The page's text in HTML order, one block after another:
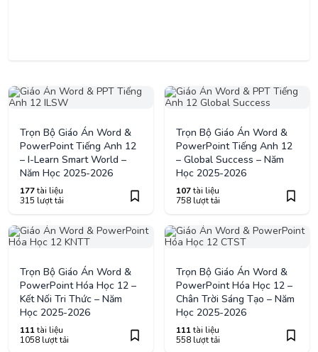
Trọn Bộ Giáo Án Word &
PowerPoint Tiếng Anh 12
– I-Learn Smart World –
Năm Học 2025-2026
177tài liệu
315 lượt tải
Trọn Bộ Giáo Án Word &
PowerPoint Tiếng Anh 12
– Global Success – Năm
Học 2025-2026
107tài liệu
758 lượt tải
Trọn Bộ Giáo Án Word &
PowerPoint Hóa Học 12 –
Kết Nối Tri Thức – Năm
Học 2025-2026
111tài liệu
1058 lượt tải
Trọn Bộ Giáo Án Word &
PowerPoint Hóa Học 12 –
Chân Trời Sáng Tạo – Năm
Học 2025-2026
111tài liệu
558 lượt tải